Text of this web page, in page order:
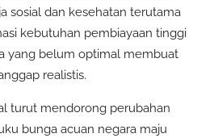
sosial dan kesehatan terutama
kebutuhan pembiayaan tinggi
yang belum optimal membuat
realistis.
turut mendorong perubahan
bunga acuan negara maju